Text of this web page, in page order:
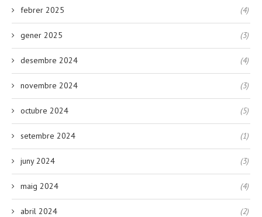
febrer 2025 (4)
gener 2025 (3)
desembre 2024 (4)
novembre 2024 (3)
octubre 2024 (5)
setembre 2024 (1)
juny 2024 (3)
maig 2024 (4)
abril 2024 (2)